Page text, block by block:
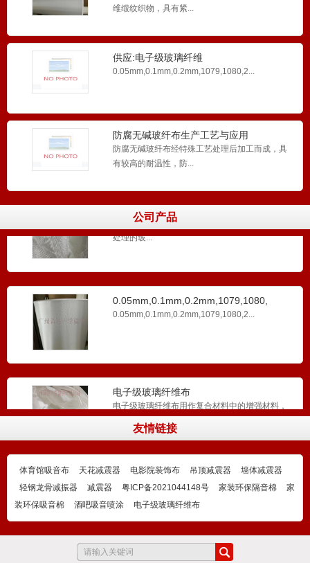
维缎纹织物，具有紧...
供应:电子级玻璃纤维
布,0.05mm,0.1mm,0.2m
0.05mm,0.1mm,0.2mm,1079,1080,2...
防腐无碱玻纤布生产工艺与应用
防腐无碱玻纤布经特殊工艺处理后加工而成，具
有较高的耐温性，防...
公司产品
0.2MM,0.1MM,0.05MM,EW200玻纤布EW1...
杭州0.03MM厚导热硅胶片专用玻璃纤维布
在化学方面的...
0.1MM,0.2MM防腐无碱玻纤布
0.1MM,0.2MM防腐无碱玻纤布选用增强型润剂前
处理的玻...
0.05mm,0.1mm,0.2mm,1079,1080,
0.05mm,0.1mm,0.2mm,1079,1080,2...
电子级玻璃纤维布
电子级玻璃纤维布用作复合材料中的增强材料，
电绝缘材料和绝热保...
玻璃钢玻璃丝布
玻璃钢玻璃丝布适用于在焊接等有火花、易引起
火灾的场合，能够抵...
友情链接
体育馆吸音布 天花减震器 电影院装饰布 吊顶减震器
墙体减震器
轻钢龙骨减振器
减震器 粤ICP备2021044148号 家装环保隔音棉
家
装环保吸音棉
酒吧吸音喷涂 电子级玻璃纤维布